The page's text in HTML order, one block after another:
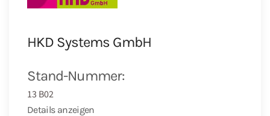
HKD Systems GmbH
Stand-Nummer:
13 B02
Details anzeigen